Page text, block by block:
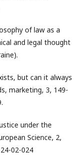
of law as a
and legal thought
but can it always
marketing, 3, 149-
under the
Science, 2,
02-024